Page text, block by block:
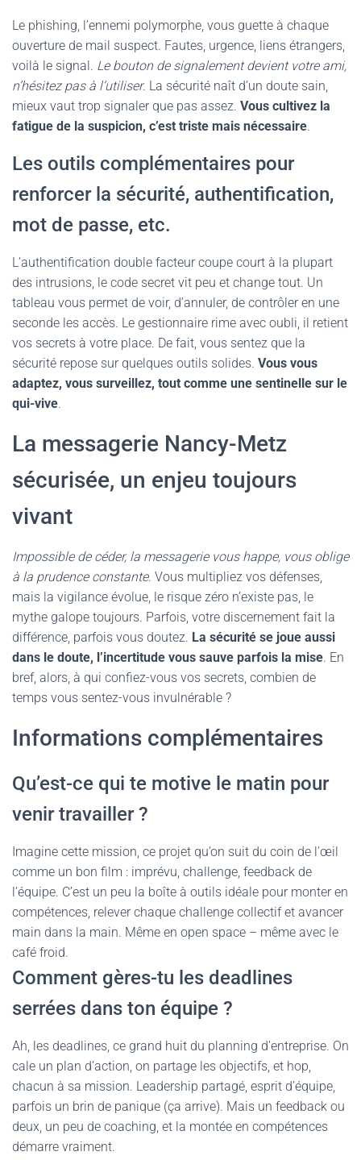
Le phishing, l’ennemi polymorphe, vous guette à chaque
ouverture de mail suspect. Fautes, urgence, liens étrangers,
voilà le signal. Le bouton de signalement devient votre ami,
n’hésitez pas à l’utiliser. La sécurité naît d’un doute sain,
mieux vaut trop signaler que pas assez. Vous cultivez la
fatigue de la suspicion, c’est triste mais nécessaire.
Les outils complémentaires pour
renforcer la sécurité, authentification,
mot de passe, etc.
L’authentification double facteur coupe court à la plupart
des intrusions, le code secret vit peu et change tout. Un
tableau vous permet de voir, d’annuler, de contrôler en une
seconde les accès. Le gestionnaire rime avec oubli, il retient
vos secrets à votre place. De fait, vous sentez que la
sécurité repose sur quelques outils solides. Vous vous
adaptez, vous surveillez, tout comme une sentinelle sur le
qui-vive.
La messagerie Nancy-Metz
sécurisée, un enjeu toujours
vivant
Impossible de céder, la messagerie vous happe, vous oblige
à la prudence constante. Vous multipliez vos défenses,
mais la vigilance évolue, le risque zéro n’existe pas, le
mythe galope toujours. Parfois, votre discernement fait la
différence, parfois vous doutez. La sécurité se joue aussi
dans le doute, l’incertitude vous sauve parfois la mise. En
bref, alors, à qui confiez-vous vos secrets, combien de
temps vous sentez-vous invulnérable ?
Informations complémentaires
Qu’est-ce qui te motive le matin pour
venir travailler ?
Imagine cette mission, ce projet qu’on suit du coin de l’œil
comme un bon film : imprévu, challenge, feedback de
l’équipe. C’est un peu la boîte à outils idéale pour monter en
compétences, relever chaque challenge collectif et avancer
main dans la main. Même en open space – même avec le
café froid.
Comment gères-tu les deadlines
serrées dans ton équipe ?
Ah, les deadlines, ce grand huit du planning d’entreprise. On
cale un plan d’action, on partage les objectifs, et hop,
chacun à sa mission. Leadership partagé, esprit d’équipe,
parfois un brin de panique (ça arrive). Mais un feedback ou
deux, un peu de coaching, et la montée en compétences
démarre vraiment.